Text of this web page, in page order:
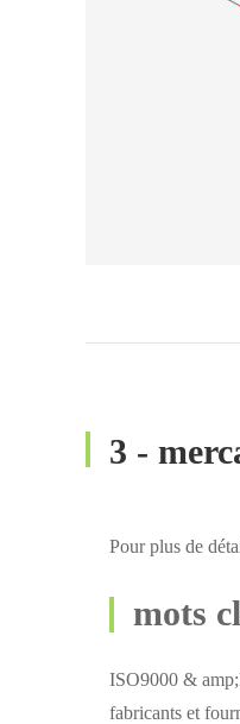
3 -
Pour plus de
mots
ISO9000 &
fabricants et